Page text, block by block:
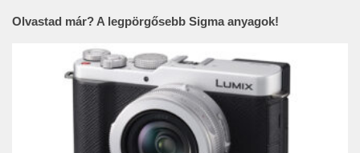
Olvastad már? A legpörgősebb Sigma anyagok!